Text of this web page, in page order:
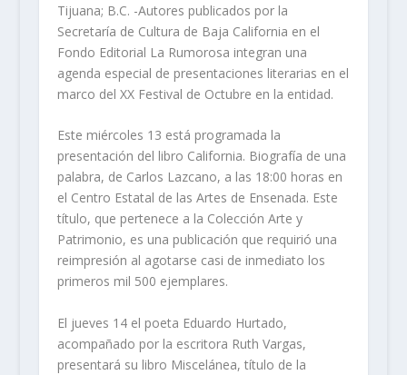
Tijuana; B.C. -Autores publicados por la
Secretaría de Cultura de Baja California en el
Fondo Editorial La Rumorosa integran una
agenda especial de presentaciones literarias en el
marco del XX Festival de Octubre en la entidad.
Este miércoles 13 está programada la
presentación del libro California. Biografía de una
palabra, de Carlos Lazcano, a las 18:00 horas en
el Centro Estatal de las Artes de Ensenada. Este
título, que pertenece a la Colección Arte y
Patrimonio, es una publicación que requirió una
reimpresión al agotarse casi de inmediato los
primeros mil 500 ejemplares.
El jueves 14 el poeta Eduardo Hurtado,
acompañado por la escritora Ruth Vargas,
presentará su libro Miscelánea, título de la